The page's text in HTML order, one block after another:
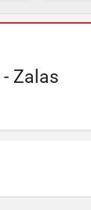
- Zalas